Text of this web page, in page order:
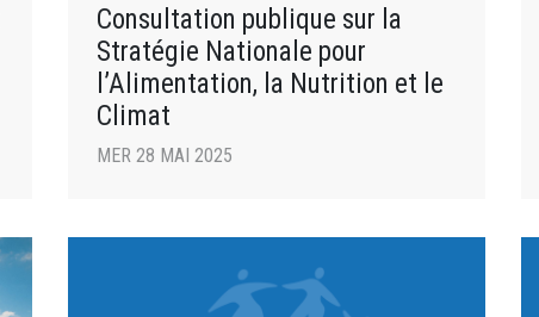
Consultation publique sur la
Stratégie Nationale pour
l’Alimentation, la Nutrition et le
Climat
MER 28 MAI 2025